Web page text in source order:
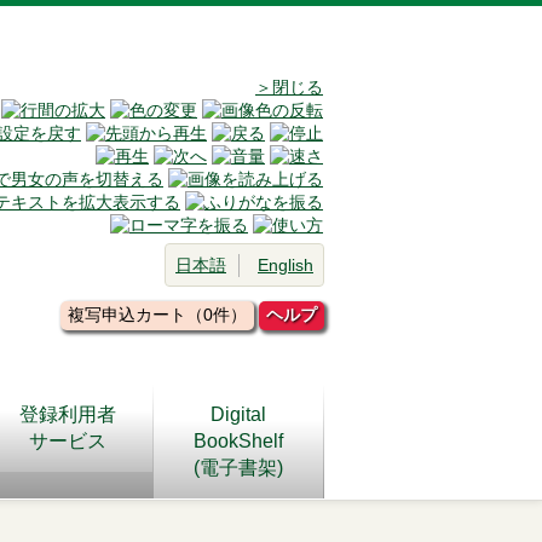
＞閉じる
日本語 English
複写申込カート（0件） ヘルプ
登録利用者
サービス
Digital
BookShelf
(電子書架)